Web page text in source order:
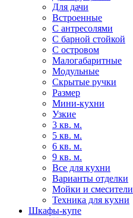
Для дачи
Встроенные
С антресолями
С барной стойкой
С островом
Малогабаритные
Модульные
Скрытые ручки
Размер
Мини-кухни
Узкие
3 кв. м.
5 кв. м.
6 кв. м.
9 кв. м.
Все для кухни
Варианты отделки
Мойки и смесители
Техника для кухни
Шкафы-купе